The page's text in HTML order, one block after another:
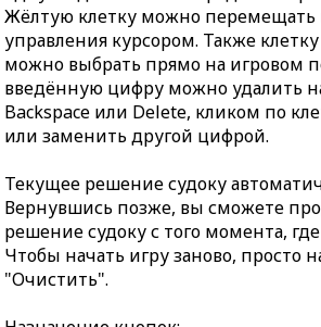
Жёлтую клетку можно
управления курсором. Также
можно выбрать прямо на игровом
введённую цифру можно удалить
Backspace или Delete, кликом по
или заменить другой цифрой.
Текущее решение судоку
Вернувшись позже, вы сможете
решение судоку с того момента,
Чтобы начать игру заново, просто
"Очистить".